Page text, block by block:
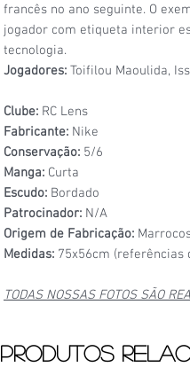
francês no ano seguinte. O
jogador com etiqueta interior
tecnologia.
Jogadores: Toifilou Maoulida,
Clube: RC Lens
Fabricante: Nike
Conservação: 5/6
Manga: Curta
Escudo: Bordado
Patrocinador: N/A
Origem de Fabricação:
Medidas: 75x56cm (referências
TODAS NOSSAS FOTOS SÃO
Produtos